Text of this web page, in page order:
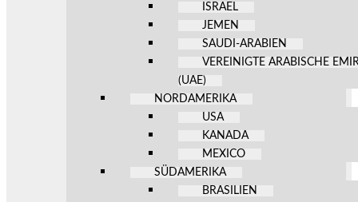
ISRAEL
JEMEN
SAUDI-ARABIEN
VEREINIGTE ARABISCHE
(UAE)
NORDAMERIKA
USA
KANADA
MEXICO
SÜDAMERIKA
BRASILIEN